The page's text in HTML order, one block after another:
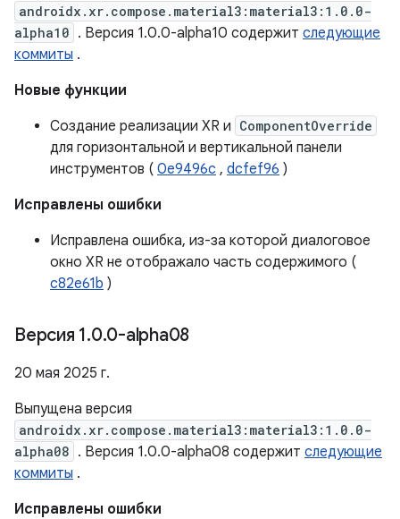
androidx.xr.compose.material3:material3:1.0.0-
alpha10 . Версия 1.0.0-alpha10 содержит следующие
коммиты .
Новые функции
Создание реализации XR и ComponentOverride
для горизонтальной и вертикальной панели
инструментов ( 0e9496c , dcfef96 )
Исправлены ошибки
Исправлена ​​ошибка, из-за которой диалоговое
окно XR не отображало часть содержимого (
c82e61b )
Версия 1.0.0-alpha08
20 мая 2025 г.
Выпущена версия
androidx.xr.compose.material3:material3:1.0.0-
alpha08 . Версия 1.0.0-alpha08 содержит следующие
коммиты .
Исправлены ошибки